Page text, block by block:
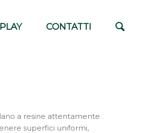
PLAY CONTATTI
a resine attentamente
superfici uniformi,